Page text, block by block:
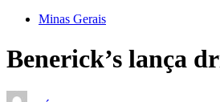
Minas Gerais
Benerick’s lança